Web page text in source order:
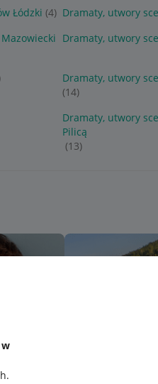
.
Łódzki (4) Dramaty, utwory
Dramaty, utwory
Dramaty, utwory
(14)
Dramaty, utwory
Pilicą
(13)